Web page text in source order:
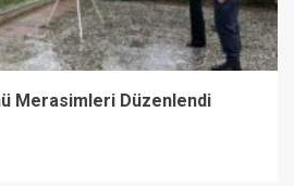
Merasimleri Düzenlendi